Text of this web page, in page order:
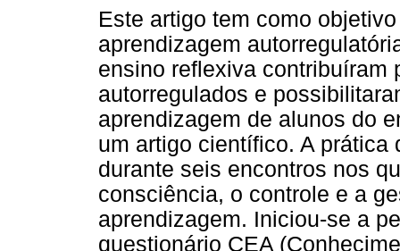
Este artigo tem como
aprendizagem
ensino reflexiva contribuíram
autorregulados e
aprendizagem de alunos do
um artigo científico. A
durante seis encontros nos
consciência, o controle e a
aprendizagem. Iniciou-se a
questionário CEA